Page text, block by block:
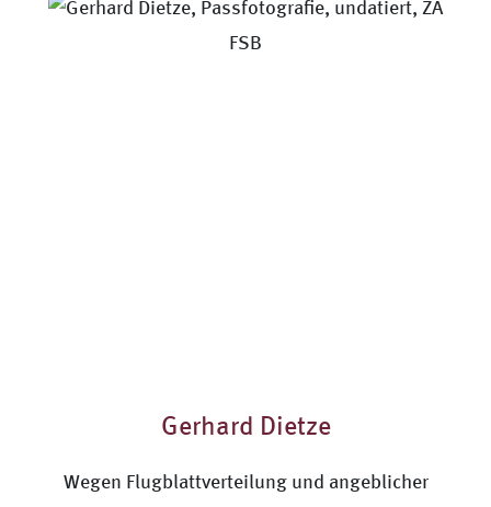
Gerhard Dietze
Wegen Flugblattverteilung und angeblicher